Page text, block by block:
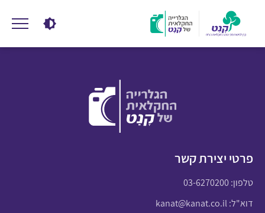
פרטי יצירת קשר
טלפון:03-6270200
דוא"ל:kanat@kanat.co.il